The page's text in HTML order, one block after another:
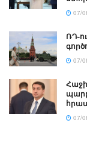
07/
ՌԴ-
07/
07/